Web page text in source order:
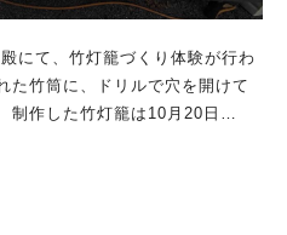
にて、竹灯籠づくり体験が行わ
3年生以上参加可。 ※小学生の
申込要。お申込みは布施弁天